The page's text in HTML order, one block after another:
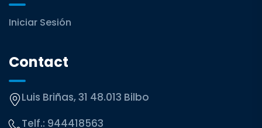
Iniciar Sesión
Contact
Luis Briñas, 31 48.013 Bilbo
Telf.: 944418563